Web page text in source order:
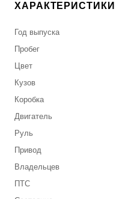
ХАРАКТЕРИСТИКИ
Год выпуска
Пробег
Цвет
Кузов
Коробка
Двигатель
Руль
Привод
Владельцев
ПТС